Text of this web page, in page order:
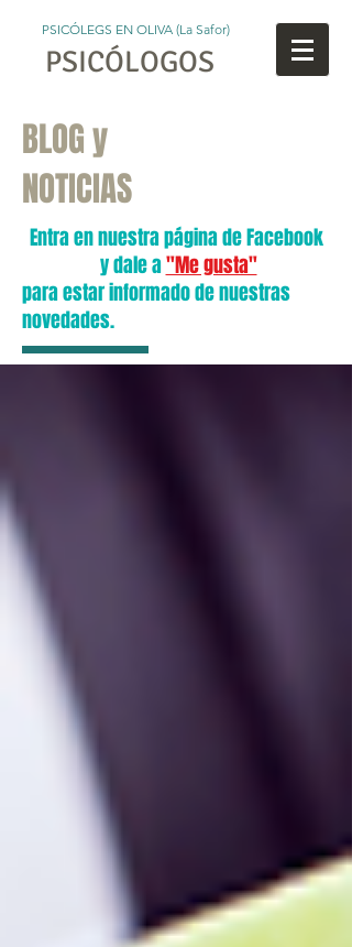
PSICÓLEGS EN OLIVA (La Safor)
PSICÓLOGOS
BLOG y
NOTICIAS
Entra en nuestra página de Facebook
y dale a"Me gusta"
para estar informado de nuestras
novedades.